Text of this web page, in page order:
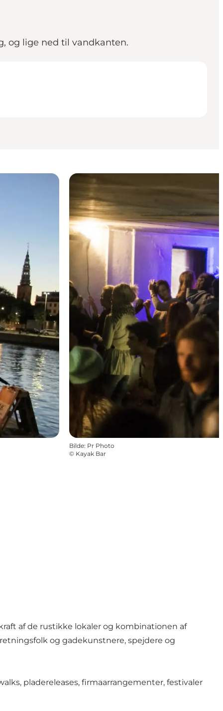
og lige ned til vandkanten.
Bilde: Pr Photo
© Kayak Bar
af de rustikke lokaler og kombinationen af
og gadekunstnere, spejdere og
pladereleases, firmaarrangementer, festivaler